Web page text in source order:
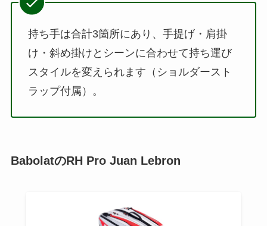
持ち手は合計3箇所にあり、手提げ・肩掛
け・斜め掛けとシーンに合わせて持ち運び
スタイルを変えられます（ショルダースト
ラップ付属）。
BabolatのRH Pro Juan Lebron